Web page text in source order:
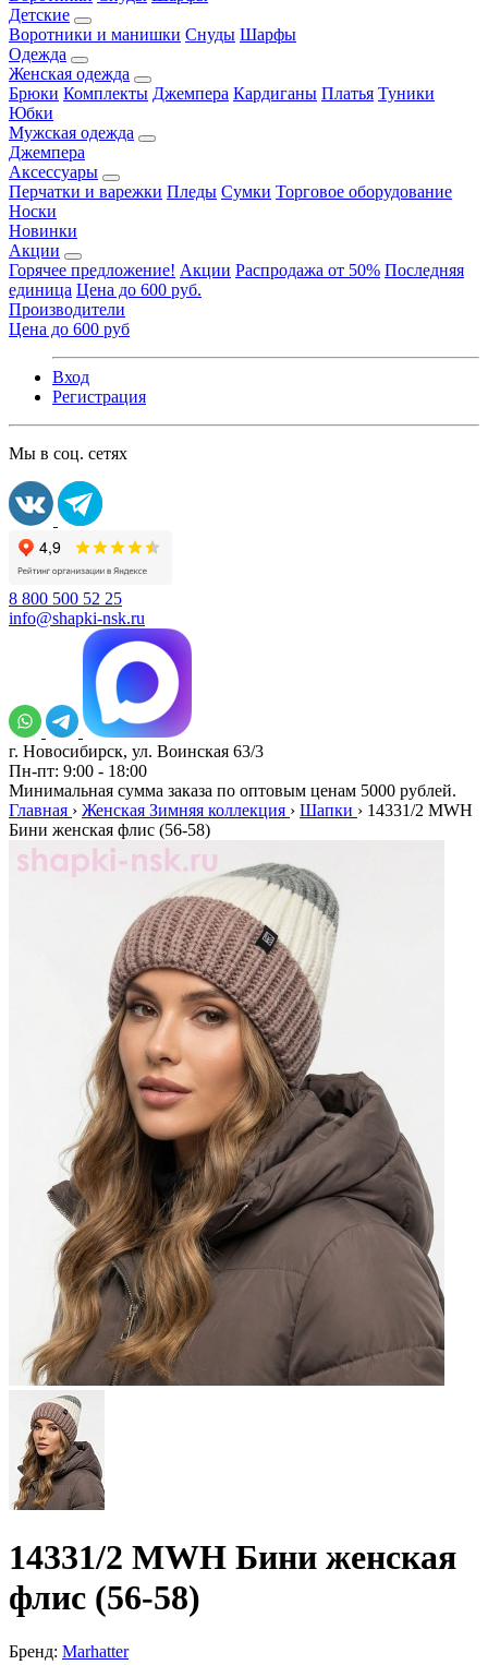
Детские
Воротники и манишки Снуды Шарфы
Одежда
Женская одежда
Брюки Комплекты Джемпера Кардиганы Платья Туники
Юбки
Мужская одежда
Джемпера
Аксессуары
Перчатки и варежки Пледы Сумки Торговое оборудование
Носки
Новинки
Акции
Горячее предложение! Акции Распродажа от 50% Последняя
единица Цена до 600 руб.
Производители
Цена до 600 руб
Вход
Регистрация
Мы в соц. сетях
8 800 500 52 25
info@shapki-nsk.ru
г. Новосибирск, ул. Воинская 63/3
Пн-пт: 9:00 - 18:00
Минимальная сумма заказа по оптовым ценам 5000 рублей.
Главная › Женская Зимняя коллекция › Шапки › 14331/2 MWH
Бини женская флис (56-58)
14331/2 MWH Бини женская
флис (56-58)
Бренд: Marhatter